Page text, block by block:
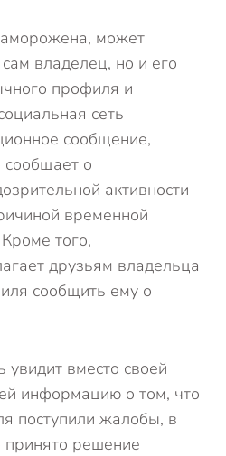
может
владелец, но и его
профиля и
сеть
сообщение,
сообщает о
активности
временной
того,
друзьям владельца
сообщить ему о
увидит вместо своей
информацию о том, что
поступили жалобы, в
принято решение